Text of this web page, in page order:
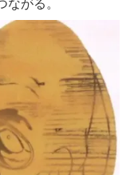
がる。